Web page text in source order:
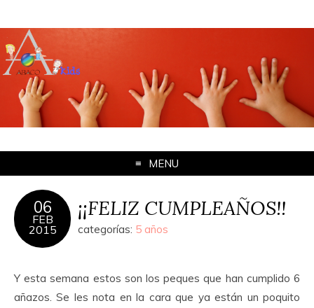
MENU
06
FEB
2015
¡¡FELIZ CUMPLEAÑOS!!
categorías: 5 años
Y esta semana estos son los peques que han cumplido 6
añazos. Se les nota en la cara que ya están un poquito